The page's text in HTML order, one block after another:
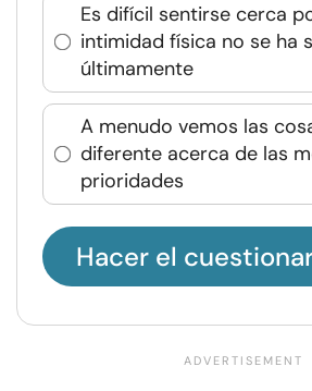
Es difícil sentirse cerca
intimidad física no se ha
últimamente
A menudo vemos las
diferente acerca de las
prioridades
Hacer el